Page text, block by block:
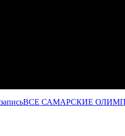
ВСЕ САМАРСКИЕ